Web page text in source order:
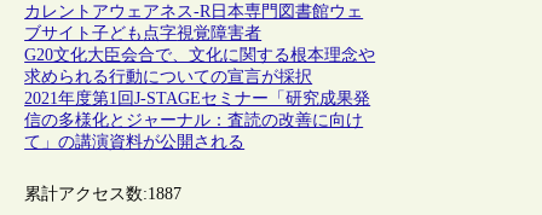
カレントアウェアネス-R 日本専門図書館ウェ
ブサイト子ども 点字視覚障害者
G20文化大臣会合で、文化に関する根本理念や
求められる行動についての宣言が採択
2021年度第1回J-STAGEセミナー「研究成果発
信の多様化とジャーナル：査読の改善に向け
て」の講演資料が公開される
累計アクセス数:1887